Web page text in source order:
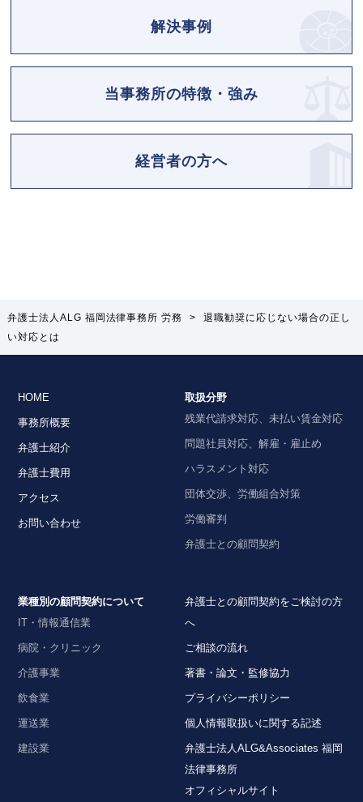
解決事例
当事務所の特徴・強み
経営者の方へ
弁護士法人ALG 福岡法律事務所 労務 >
退職勧奨に応じない場合の正し
い対応とは
HOME
事務所概要
弁護士紹介
弁護士費用
アクセス
お問い合わせ
取扱分野
残業代請求対応、未払い賃金対応
問題社員対応、解雇・雇止め
ハラスメント対応
団体交渉、労働組合対策
労働審判
弁護士との顧問契約
業種別の顧問契約について
IT・情報通信業
病院・クリニック
介護事業
飲食業
運送業
建設業
弁護士との顧問契約をご検討の方
へ
ご相談の流れ
著書・論文・監修協力
プライバシーポリシー
個人情報取扱いに関する記述
弁護士法人ALG&Associates 福岡
法律事務所
オフィシャルサイト